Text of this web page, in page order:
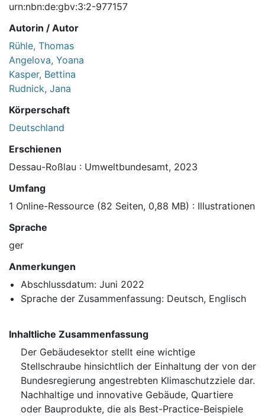
urn:nbn:de:gbv:3:2-977157
Autorin / Autor
Rühle, Thomas
Angelova, Yoana
Kasper, Bettina
Rudnick, Jana
Körperschaft
Deutschland
Erschienen
Dessau-Roßlau : Umweltbundesamt, 2023
Umfang
1 Online-Ressource (82 Seiten, 0,88 MB) : Illustrationen
Sprache
ger
Anmerkungen
Abschlussdatum: Juni 2022
Sprache der Zusammenfassung: Deutsch, Englisch
Inhaltliche Zusammenfassung
Der Gebäudesektor stellt eine wichtige
Stellschraube hinsichtlich der Einhaltung der von der
Bundesregierung angestrebten Klimaschutzziele dar.
Nachhaltige und innovative Gebäude, Quartiere
oder Bauprodukte, die als Best-Practice-Beispiele